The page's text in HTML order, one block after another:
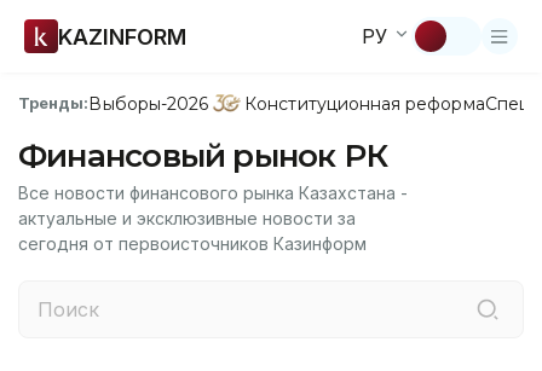
KAZINFORM РУ
Тренды:Выборы-2026 Конституционная реформа
Финансовый рынок РК
Все новости финансового рынка Казахстана -
актуальные и эксклюзивные новости за
сегодня от первоисточников Казинформ